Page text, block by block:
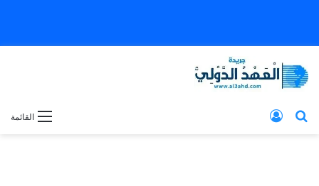
القائمة بحث عن